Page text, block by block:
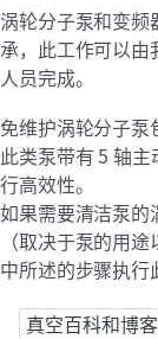
涡轮分子泵和变
承，此工作可以
人员完成。
免维护涡轮分子泵
此类泵带有 5 轴
行高效性。
如果需要清洁泵的
（取决于泵的用
中所述的步骤执行
真空百科和博客